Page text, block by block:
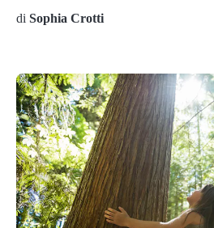
di Sophia Crotti